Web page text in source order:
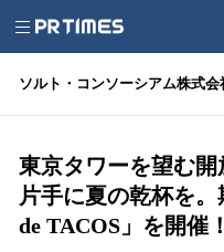
ソルト・コンソーシアム株式会
東京タワーを望む
片手に夏の乾杯を
de TACOS」を開催！